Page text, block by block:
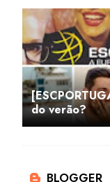
do verão?